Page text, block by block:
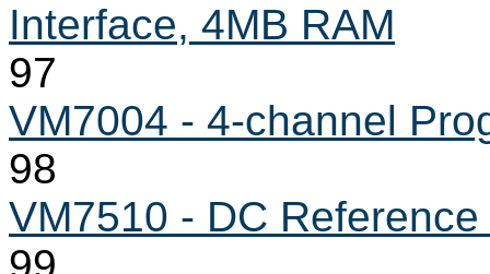
Interface, 4MB RAM
97
VM7004 - 4-channel
98
VM7510 - DC
99